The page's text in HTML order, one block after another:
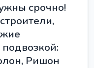
срочно!
Ришон